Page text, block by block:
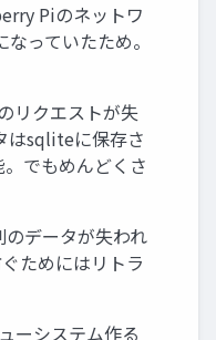
Piのネットワ
っていたため。
リクエストが失
はsqliteに保存さ
でもめんどくさ
データが失われ
ためにはリトラ
ーシステム作る